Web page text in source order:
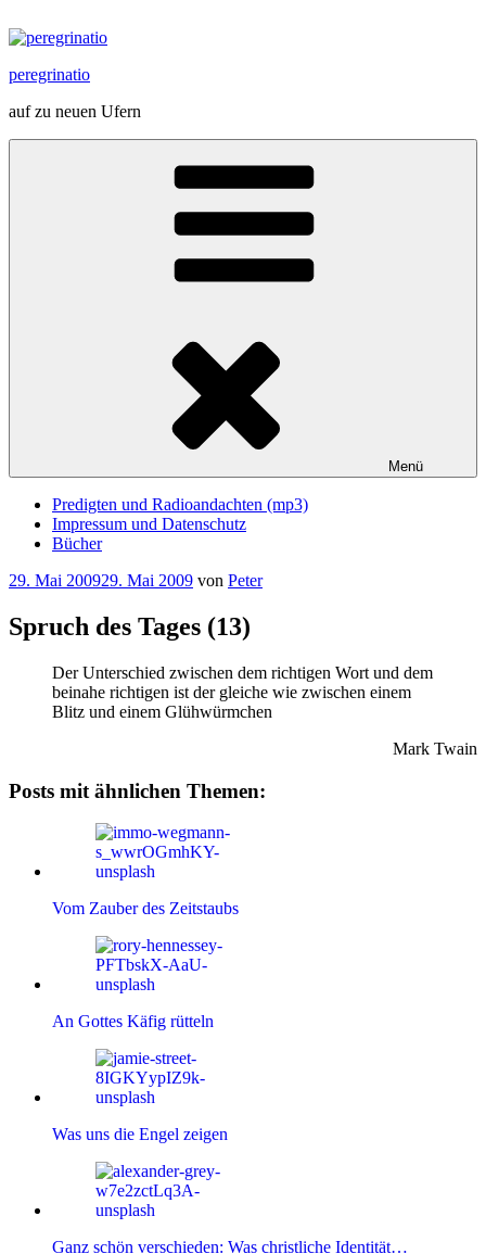
Inhalt
peregrinatio
auf zu neuen Ufern
Menü
Predigten und Radioandachten (mp3)
Impressum und Datenschutz
Bücher
Veröffentlicht
29. Mai 200929. Mai 2009 von Peter
Spruch des Tages (13)
Der Unterschied zwischen dem richtigen Wort und dem
beinahe richtigen ist der gleiche wie zwischen einem
Blitz und einem Glühwürmchen
Mark Twain
Posts mit ähnlichen Themen:
Vom Zauber des Zeitstaubs
An Gottes Käfig rütteln
Was uns die Engel zeigen
Ganz schön verschieden: Was christliche Identität…